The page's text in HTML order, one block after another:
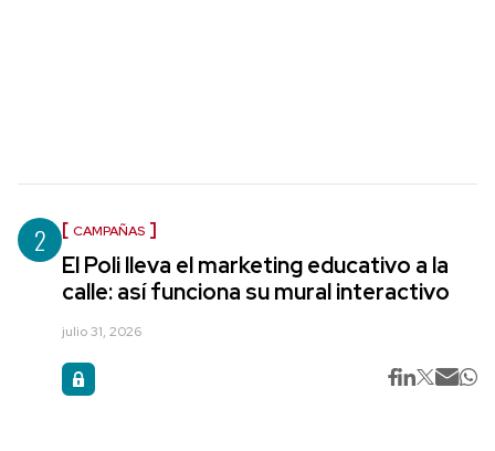
2 CAMPAÑAS
El Poli lleva el marketing educativo a la
calle: así funciona su mural interactivo
julio 31, 2026